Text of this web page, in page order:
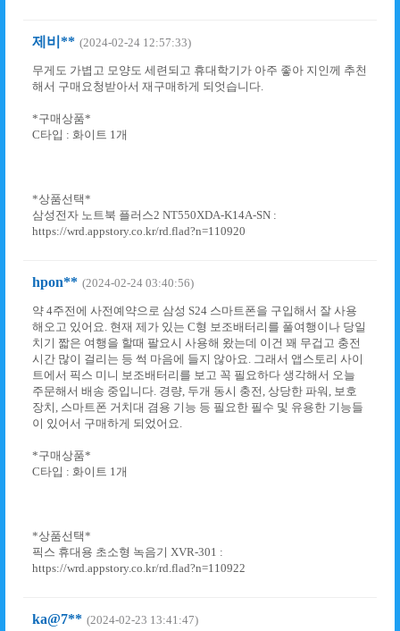
제비** (2024-02-24 12:57:33)
무게도 가볍고 모양도 세련되고 휴대학기가 아주 좋아 지인께 추천
해서 구매요청받아서 재구매하게 되엇습니다.
*구매상품*
C타입 : 화이트 1개
*상품선택*
삼성전자 노트북 플러스2 NT550XDA-K14A-SN :
https://wrd.appstory.co.kr/rd.flad?n=110920
hpon** (2024-02-24 03:40:56)
약 4주전에 사전예약으로 삼성 S24 스마트폰을 구입해서 잘 사용
해오고 있어요. 현재 제가 있는 C형 보조배터리를 풀여행이나 당일
치기 짧은 여행을 할때 팔요시 사용해 왔는데 이건 꽤 무겁고 충전
시간 많이 걸리는 등 썩 마음에 들지 않아요. 그래서 앱스토리 사이
트에서 픽스 미니 보조배터리를 보고 꼭 필요하다 생각해서 오늘
주문해서 배송 중입니다. 경량, 두개 동시 충전, 상당한 파워, 보호
장치, 스마트폰 거치대 겸용 기능 등 필요한 필수 및 유용한 기능들
이 있어서 구매하게 되었어요.
*구매상품*
C타입 : 화이트 1개
*상품선택*
픽스 휴대용 초소형 녹음기 XVR-301 :
https://wrd.appstory.co.kr/rd.flad?n=110922
ka@7** (2024-02-23 13:41:47)